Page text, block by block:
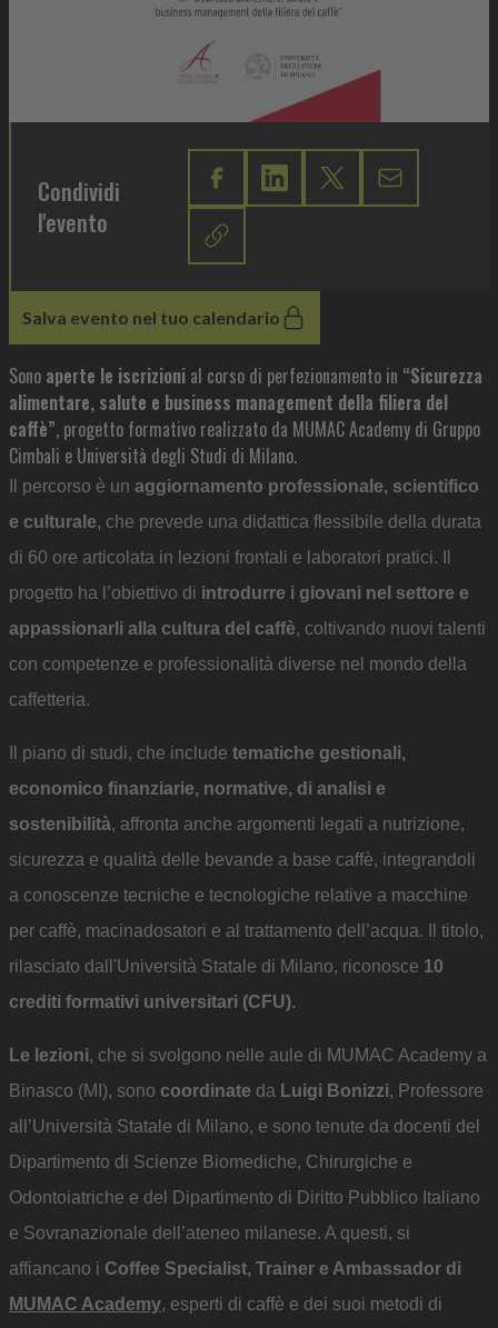
Condividi
l'evento
Salva evento nel tuo calendario
Sono aperte le iscrizioni al corso di perfezionamento in “Sicurezza
alimentare, salute e business management della filiera del
caffè”, progetto formativo realizzato da MUMAC Academy di Gruppo
Cimbali e Università degli Studi di Milano.
Il percorso è un aggiornamento professionale, scientifico
e culturale, che prevede una didattica flessibile della durata
di 60 ore articolata in lezioni frontali e laboratori pratici. Il
progetto ha l’obiettivo di introdurre i giovani nel settore e
appassionarli alla cultura del caffè, coltivando nuovi talenti
con competenze e professionalità diverse nel mondo della
caffetteria.
Il piano di studi, che include tematiche gestionali,
economico finanziarie, normative, di analisi e
sostenibilità, affronta anche argomenti legati a nutrizione,
sicurezza e qualità delle bevande a base caffè, integrandoli
a conoscenze tecniche e tecnologiche relative a macchine
per caffè, macinadosatori e al trattamento dell’acqua. Il titolo,
rilasciato dall'Università Statale di Milano, riconosce 10
crediti formativi universitari (CFU).
Le lezioni, che si svolgono nelle aule di MUMAC Academy a
Binasco (MI), sono coordinate da Luigi Bonizzi, Professore
all’Università Statale di Milano, e sono tenute da docenti del
Dipartimento di Scienze Biomediche, Chirurgiche e
Odontoiatriche e del Dipartimento di Diritto Pubblico Italiano
e Sovranazionale dell’ateneo milanese. A questi, si
affiancano i Coffee Specialist, Trainer e Ambassador di
MUMAC Academy, esperti di caffè e dei suoi metodi di